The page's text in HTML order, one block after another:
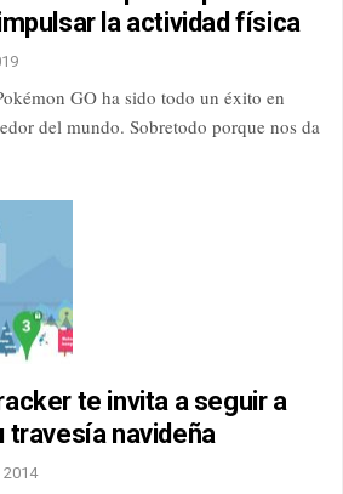
la actividad física
GO ha sido todo un éxito en
del mundo. Sobretodo porque nos da
te invita a seguir a
travesía navideña
2014